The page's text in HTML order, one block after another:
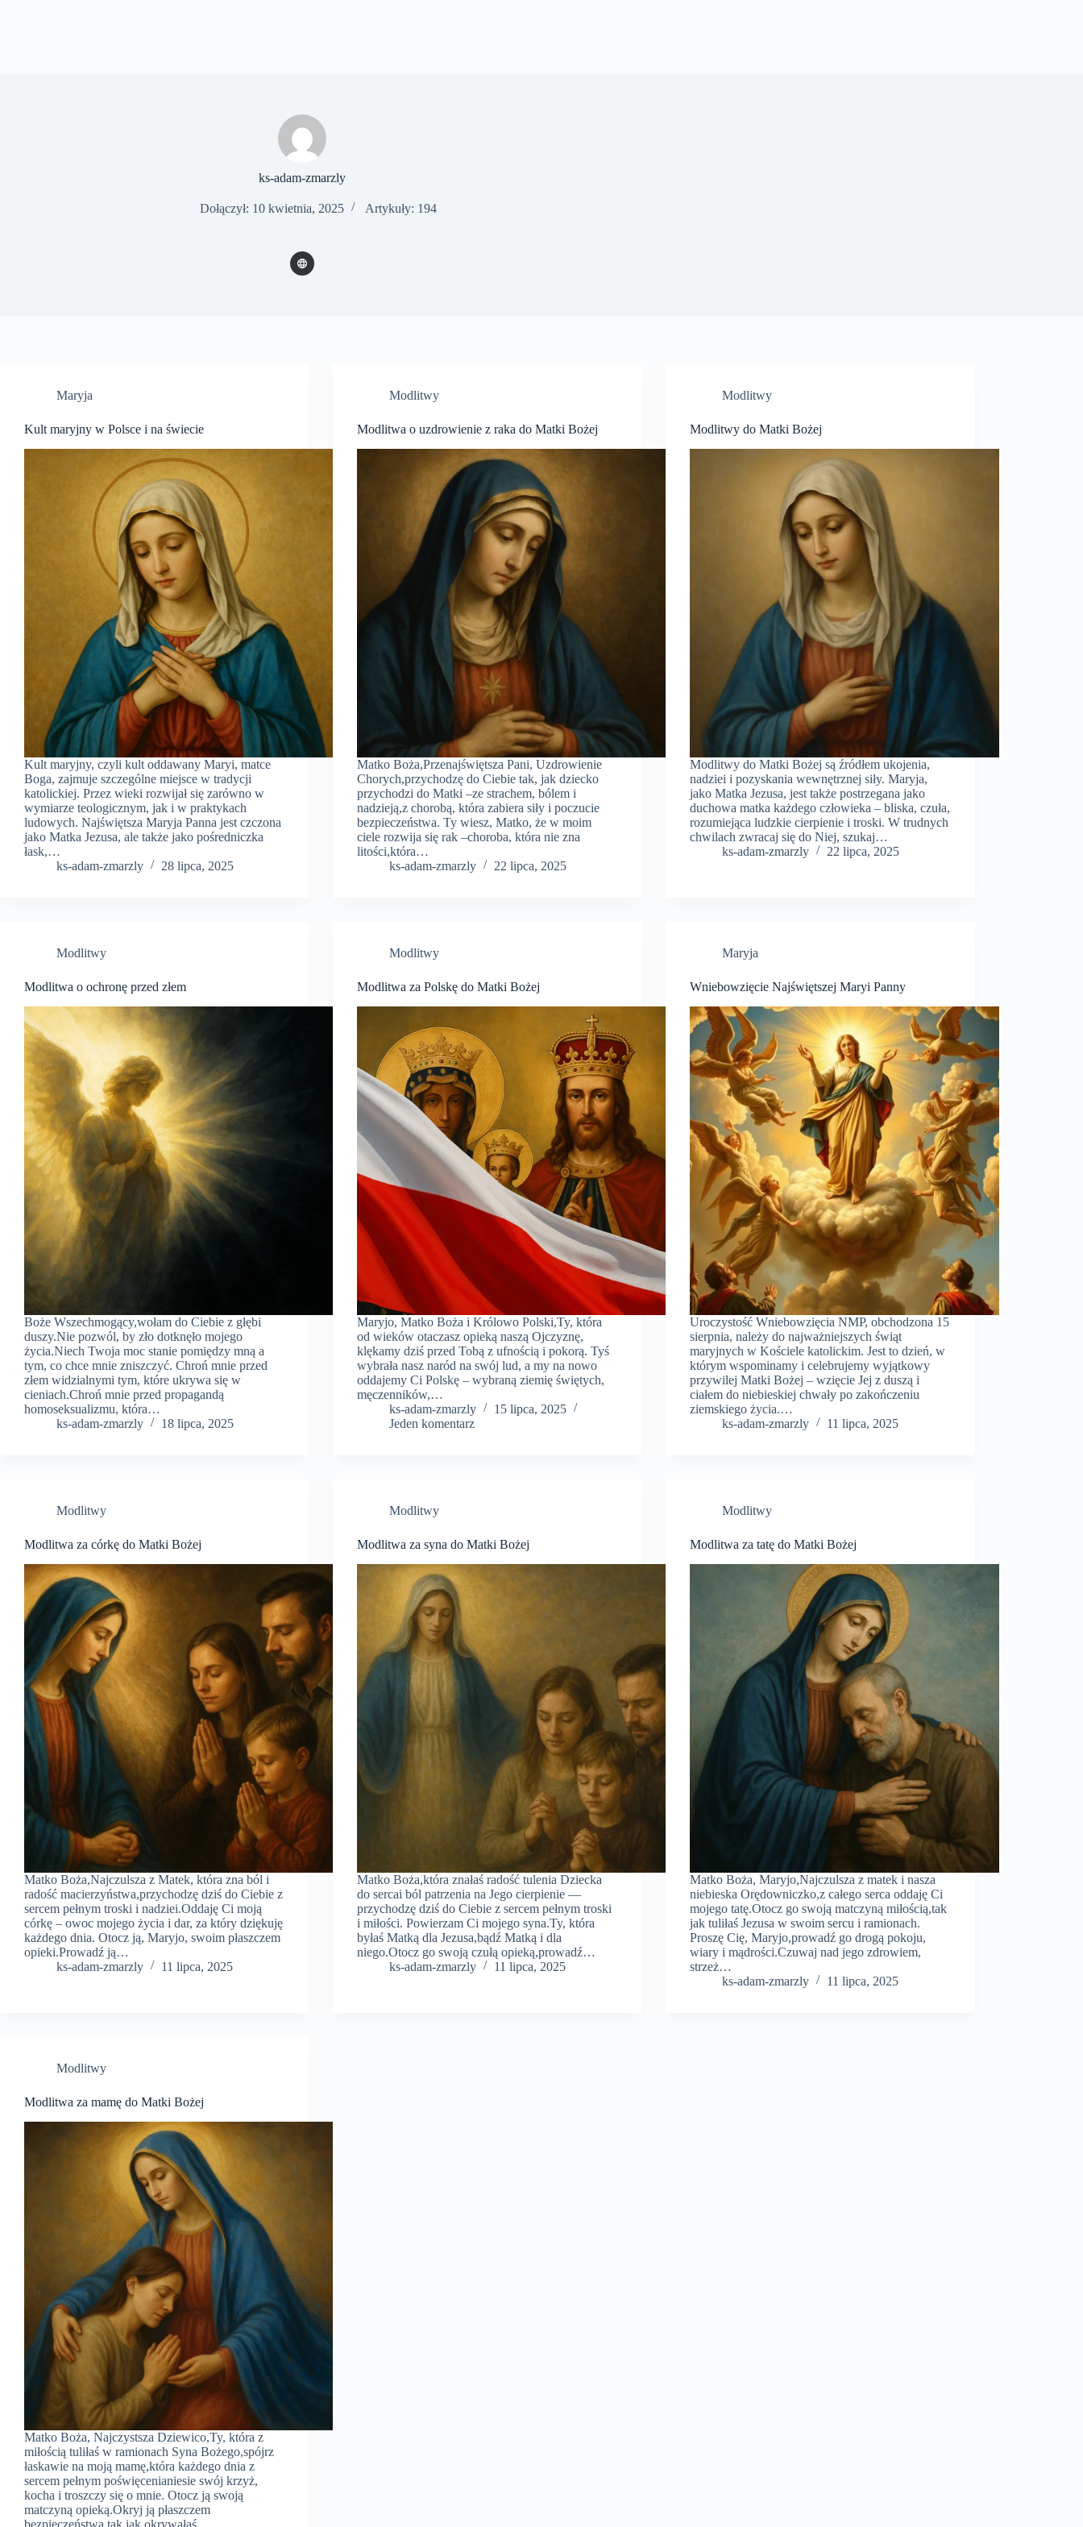
ks-adam-zmarzly
Dołączył: 10 kwietnia, 2025 Artykuły: 194
Maryja
Kult maryjny w Polsce i na świecie
Kult maryjny, czyli kult oddawany Maryi, matce
Boga, zajmuje szczególne miejsce w tradycji
katolickiej. Przez wieki rozwijał się zarówno w
wymiarze teologicznym, jak i w praktykach
ludowych. Najświętsza Maryja Panna jest czczona
jako Matka Jezusa, ale także jako pośredniczka
łask,…
ks-adam-zmarzly
28 lipca, 2025
Modlitwy
Modlitwa o uzdrowienie z raka do Matki Bożej
Matko Boża,Przenajświętsza Pani, Uzdrowienie
Chorych,przychodzę do Ciebie tak, jak dziecko
przychodzi do Matki –ze strachem, bólem i
nadzieją,z chorobą, która zabiera siły i poczucie
bezpieczeństwa. Ty wiesz, Matko, że w moim
ciele rozwija się rak –choroba, która nie zna
litości,która…
ks-adam-zmarzly
22 lipca, 2025
Modlitwy
Modlitwy do Matki Bożej
Modlitwy do Matki Bożej są źródłem ukojenia,
nadziei i pozyskania wewnętrznej siły. Maryja,
jako Matka Jezusa, jest także postrzegana jako
duchowa matka każdego człowieka – bliska, czuła,
rozumiejąca ludzkie cierpienie i troski. W trudnych
chwilach zwracaj się do Niej, szukaj…
ks-adam-zmarzly
22 lipca, 2025
Modlitwy
Modlitwa o ochronę przed złem
Boże Wszechmogący,wołam do Ciebie z głębi
duszy.Nie pozwól, by zło dotknęło mojego
życia.Niech Twoja moc stanie pomiędzy mną a
tym, co chce mnie zniszczyć. Chroń mnie przed
złem widzialnymi tym, które ukrywa się w
cieniach.Chroń mnie przed propagandą
homoseksualizmu, która…
ks-adam-zmarzly
18 lipca, 2025
Modlitwy
Modlitwa za Polskę do Matki Bożej
Maryjo, Matko Boża i Królowo Polski,Ty, która
od wieków otaczasz opieką naszą Ojczyznę,
klękamy dziś przed Tobą z ufnością i pokorą. Tyś
wybrała nasz naród na swój lud, a my na nowo
oddajemy Ci Polskę – wybraną ziemię świętych,
męczenników,…
ks-adam-zmarzly
15 lipca, 2025
Jeden komentarz
Maryja
Wniebowzięcie Najświętszej Maryi Panny
Uroczystość Wniebowzięcia NMP, obchodzona 15
sierpnia, należy do najważniejszych świąt
maryjnych w Kościele katolickim. Jest to dzień, w
którym wspominamy i celebrujemy wyjątkowy
przywilej Matki Bożej – wzięcie Jej z duszą i
ciałem do niebieskiej chwały po zakończeniu
ziemskiego życia.…
ks-adam-zmarzly
11 lipca, 2025
Modlitwy
Modlitwa za córkę do Matki Bożej
Matko Boża,Najczulsza z Matek, która zna ból i
radość macierzyństwa,przychodzę dziś do Ciebie z
sercem pełnym troski i nadziei.Oddaję Ci moją
córkę – owoc mojego życia i dar, za który dziękuję
każdego dnia. Otocz ją, Maryjo, swoim płaszczem
opieki.Prowadź ją…
ks-adam-zmarzly
11 lipca, 2025
Modlitwy
Modlitwa za syna do Matki Bożej
Matko Boża,która znałaś radość tulenia Dziecka
do sercai ból patrzenia na Jego cierpienie —
przychodzę dziś do Ciebie z sercem pełnym troski
i miłości. Powierzam Ci mojego syna.Ty, która
byłaś Matką dla Jezusa,bądź Matką i dla
niego.Otocz go swoją czułą opieką,prowadź…
ks-adam-zmarzly
11 lipca, 2025
Modlitwy
Modlitwa za tatę do Matki Bożej
Matko Boża, Maryjo,Najczulsza z matek i nasza
niebieska Orędowniczko,z całego serca oddaję Ci
mojego tatę.Otocz go swoją matczyną miłością,tak
jak tuliłaś Jezusa w swoim sercu i ramionach.
Proszę Cię, Maryjo,prowadź go drogą pokoju,
wiary i mądrości.Czuwaj nad jego zdrowiem,
strzeż…
ks-adam-zmarzly
11 lipca, 2025
Modlitwy
Modlitwa za mamę do Matki Bożej
Matko Boża, Najczystsza Dziewico,Ty, która z
miłością tuliłaś w ramionach Syna Bożego,spójrz
łaskawie na moją mamę,która każdego dnia z
sercem pełnym poświęcenianiesie swój krzyż,
kocha i troszczy się o mnie. Otocz ją swoją
matczyną opieką.Okryj ją płaszczem
bezpieczeństwa,tak jak okrywałaś…